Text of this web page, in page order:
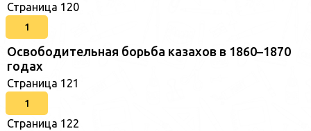
Страница 120
1
Освободительная борьба казахов в 1860–1870
годах
Страница 121
1
Страница 122